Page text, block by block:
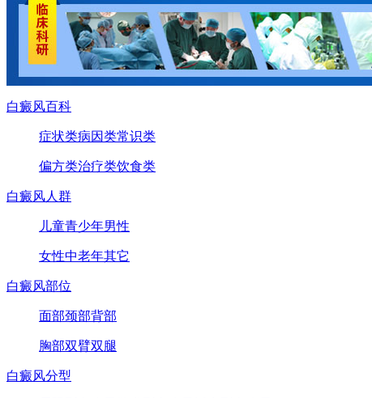
白癜风百科
症状类病因类常识类
偏方类治疗类饮食类
白癜风人群
儿童青少年男性
女性中老年其它
白癜风部位
面部颈部背部
胸部双臂双腿
白癜风分型